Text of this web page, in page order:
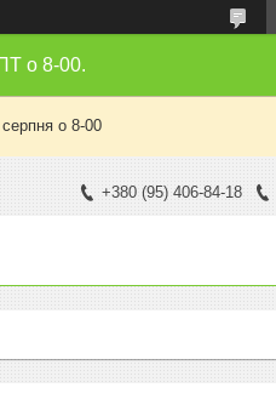
о 8-00.
о 8-00
+380 (95) 406-84-18